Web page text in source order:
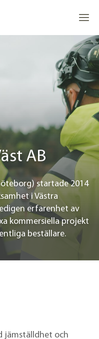
AB
startade 2014
i Västra
erfarenhet av
kommersiella projekt
beställare.
jämställdhet och